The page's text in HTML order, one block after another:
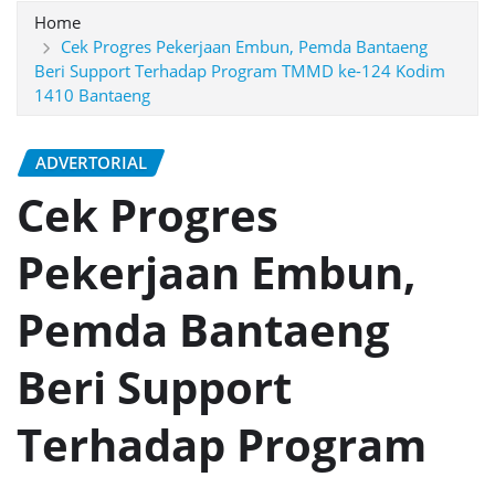
Home
Cek Progres Pekerjaan Embun, Pemda Bantaeng
Beri Support Terhadap Program TMMD ke-124 Kodim
1410 Bantaeng
ADVERTORIAL
Cek Progres
Pekerjaan Embun,
Pemda Bantaeng
Beri Support
Terhadap Program